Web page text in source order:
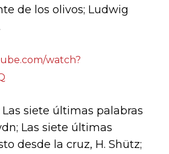
de los olivos; Ludwig
watch?
Las siete últimas palabras
Las siete últimas
desde la cruz, H. Shütz;